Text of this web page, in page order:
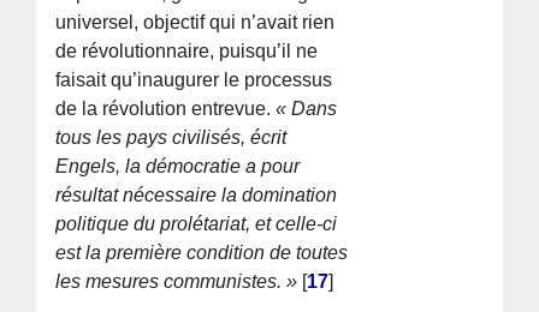
universel, objectif qui n’avait rien
de révolutionnaire, puisqu’il ne
faisait qu’inaugurer le processus
de la révolution entrevue.« Dans
tous les pays civilisés, écrit
Engels, la démocratie a pour
résultat nécessaire la domination
politique du prolétariat, et celle-ci
est la première condition de toutes
les mesures communistes. » [17]